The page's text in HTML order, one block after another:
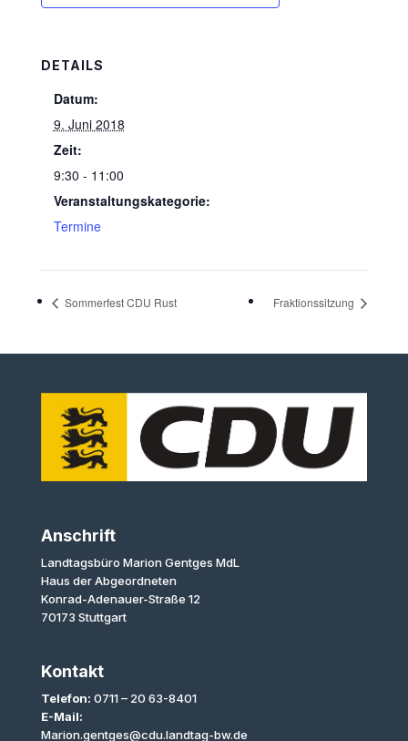
DETAILS
Datum:
9. Juni 2018
Zeit:
9:30 - 11:00
Veranstaltungskategorie:
Termine
Sommerfest CDU Rust Fraktionssitzung
Anschrift
Landtagsbüro Marion Gentges MdL
Haus der Abgeordneten
Konrad-Adenauer-Straße 12
70173 Stuttgart
Kontakt
Telefon: 0711 – 20 63-8401
E-Mail:
Marion.gentges@cdu.landtag-bw.de